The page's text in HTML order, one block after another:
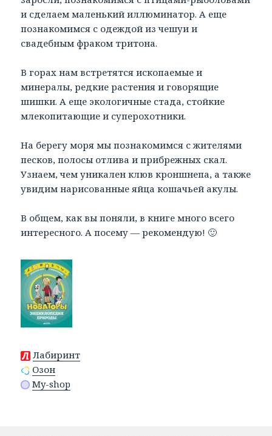
и сделаем маленький иллюминатор. А еще
познакомимся с одеждой из чешуи и
свадебным фраком тритона.
В горах нам встретятся ископаемые и
минералы, редкие растения и говорящие
шишки. А еще экологичные стада, стойкие
млекопитающие и суперохотники.
На берегу моря мы познакомимся с жителями
песков, полосы отлива и прибрежных скал.
Узнаем, чем уникален клюв кроншнепа, а также
увидим нарисованные яйца кошачьей акулы.
В общем, как вы поняли, в книге много всего
интересного. А посему — рекомендую! 🙂
Лабиринт
Озон
My-shop